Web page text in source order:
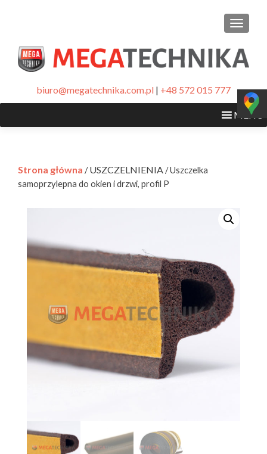
biuro@megatechnika.com.pl | +48 572 015 777
MENU
Strona główna /USZCZELNIENIA/ Uszczelka
samoprzylepna do okien i drzwi, profil P